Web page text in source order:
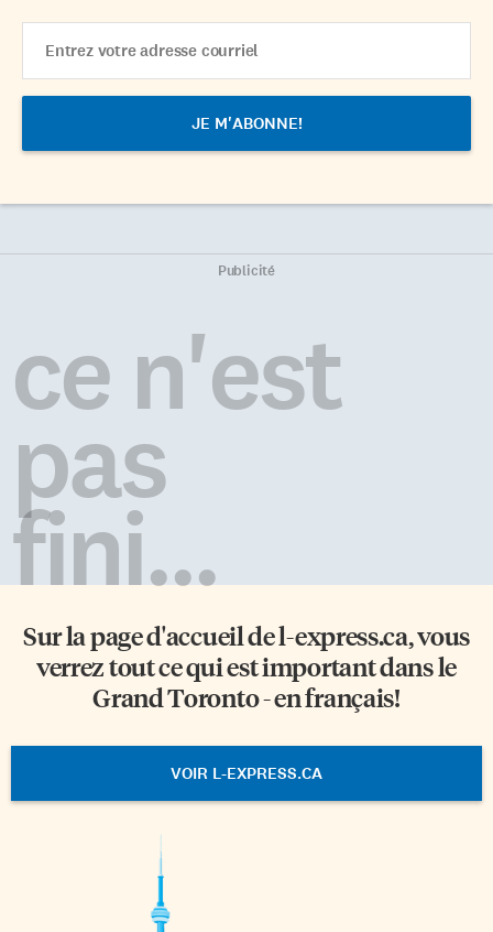
Address
Publicité
ce n'est
pas
fini...
Sur la page d'accueil del-express.ca, vous
verrez tout ce qui est important dans le
Grand Toronto - en français!
VOIR L-EXPRESS.CA